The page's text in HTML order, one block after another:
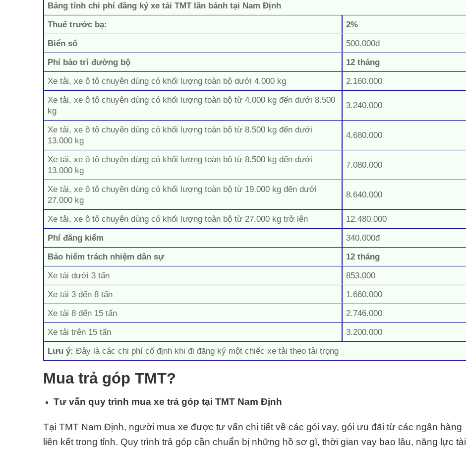
Bảng tính chi phí đăng ký xe tải TMT lăn bánh tại Nam Định
Thuế trước bạ:
2%
Biển số
500.000đ
Phí bảo trì đường bộ
12 tháng
Xe tải, xe ô tô chuyên dùng có khối lượng toàn bộ dưới 4.000 kg
2.160.000
Xe tải, xe ô tô chuyên dùng có khối lượng toàn bộ từ 4.000 kg đến dưới 8.500
kg
3.240.000
Xe tải, xe ô tô chuyên dùng có khối lượng toàn bộ từ 8.500 kg đến dưới
13.000 kg
4.680.000
Xe tải, xe ô tô chuyên dùng có khối lượng toàn bộ từ 8.500 kg đến dưới
13.000 kg
7.080.000
Xe tải, xe ô tô chuyên dùng có khối lượng toàn bộ từ 19.000 kg đến dưới
27.000 kg
8.640.000
Xe tải, xe ô tô chuyên dùng có khối lượng toàn bộ từ 27.000 kg trở lên
12.480.000
Phí đăng kiểm
340.000đ
Bảo hiểm trách nhiệm dân sự
12 tháng
Xe tải dưới 3 tấn
853.000
Xe tải 3 đến 8 tấn
1.660.000
Xe tải 8 đến 15 tấn
2.746.000
Xe tải trên 15 tấn
3.200.000
Lưu ý:Đây là các chi phí cố định khi đi đăng ký một chiếc xe tải theo tải trọng
Mua trả góp TMT?
Tư vấn quy trình mua xe trả góp tại TMT Nam Định
Tại TMT Nam Định, người mua xe được tư vấn chi tiết về các gói vay, gói ưu đãi từ các ngân hàng
liên kết trong tỉnh. Quy trình trả góp cần chuẩn bị những hồ sơ gì, thời gian vay bao lâu, năng lực tài